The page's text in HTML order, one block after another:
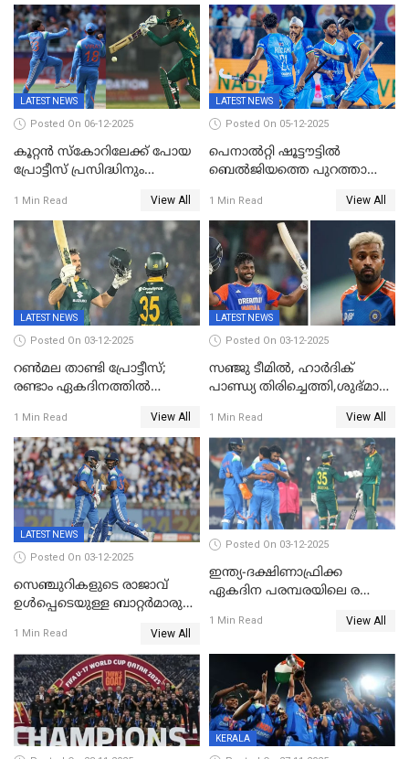
പരമ്പര
LATEST NEWS
Posted On 06-12-2025
കൂറ്റൻ സ്കോറിലേക്ക് പോയ
പ്രോട്ടീസ് പ്രസിദ്ധിനും
അടിതെറ്റി, ഇന്ത്യക്ക് 271
റണ്‍സ് വിജയലക്ഷ്യം
1 Min Read View All
LATEST NEWS
Posted On 05-12-2025
പെനാൽറ്റി ഷൂട്ടൗട്ടിൽ
ബെൽജിയത്തെ പുറത്താക്കി;
ലോകകപ്പിൽ ഇന്ത്യ
സെമിയിൽ
1 Min Read View All
LATEST NEWS
Posted On 03-12-2025
റണ്‍മല താണ്ടി പ്രോട്ടീസ്;
രണ്ടാം ഏകദിനത്തില്‍
ഒപ്പത്തിനൊപ്പം
1 Min Read View All
LATEST NEWS
Posted On 03-12-2025
സഞ്ജു ടീമില്‍, ഹാര്‍ദിക്
പാണ്ഡ്യ തിരിച്ചെത്തി,​ശുഭ്മാൻ
ഇല്ല;
ദക്ഷിണാഫ്രിക്കയ്‌ക്കെതിരായ
ടി20 പരമ്പരയ്ക്കുള്ള ഇന്ത്യന്‍
ടീമിനെ പ്രഖ്യാപിച്ചു
1 Min Read View All
LATEST NEWS
Posted On 03-12-2025
സെഞ്ചുറികളുടെ രാജാവ്
ഉൾപ്പെടെയുള്ള ബാറ്റർമാരുടെ
ഇന്ത്യയ്ക്ക് 358 റൺസ്
1 Min Read View All
Posted On 03-12-2025
ഇന്ത്യ-ദക്ഷിണാഫ്രിക്ക
ഏകദിന പരമ്പരയിലെ രണ്ടാം
1 Min Read View All
KERALA